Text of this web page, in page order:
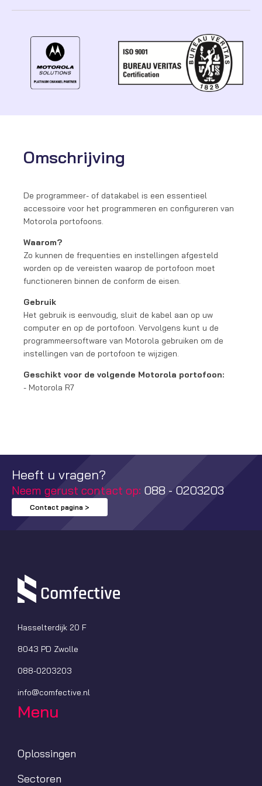
Omschrijving
De programmeer- of datakabel is een essentieel
accessoire voor het programmeren en configureren van
Motorola portofoons.
Waarom?
Zo kunnen de frequenties en instellingen afgesteld
worden op de vereisten waarop de portofoon moet
functioneren binnen de conform de eisen.
Gebruik
Het gebruik is eenvoudig, sluit de kabel aan op uw
computer en op de portofoon. Vervolgens kunt u de
programmeersoftware van Motorola gebruiken om de
instellingen van de portofoon te wijzigen.
Geschikt voor de volgende Motorola portofoon:
- Motorola R7
Heeft u vragen?
Neem gerust contact op: 088 - 0203203
Contact pagina >
Hasselterdijk 20 F
8043 PD Zwolle
088-0203203
info@comfective.nl
Menu
Oplossingen
Sectoren